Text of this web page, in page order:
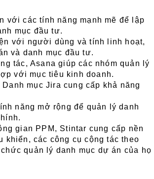
với các tính năng mạnh mẽ để lập
mục đầu tư.
với người dùng và tính linh hoạt,
và danh mục đầu tư.
tác, Asana giúp các nhóm quản lý
với mục tiêu kinh doanh.
mục Jira cung cấp khả năng
năng mở rộng để quản lý danh
gian PPM, Stintar cung cấp nền
các công cụ cộng tác theo
quản lý danh mục dự án của họ